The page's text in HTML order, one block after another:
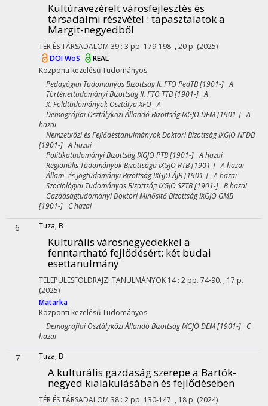
Kultúravezérelt városfejlesztés és
társadalmi részvétel : tapasztalatok a
Margit-negyedből
TÉR ÉS TÁRSADALOM 39 : 3 pp. 179-198. , 20 p. (2025)
DOIWoS
REAL
Központi kezelésűTudományos
Pedagógiai Tudományos Bizottság II. FTO PedTB [1901-] A
Történettudományi Bizottság II. FTO TTB [1901-] A
X. Földtudományok Osztálya XFO A
Demográfiai Osztályközi Állandó Bizottság IXGJO DEM [1901-] A
hazai
Nemzetközi és Fejlődéstanulmányok Doktori Bizottság IXGJO NFDB
[1901-] A hazai
Politikatudományi Bizottság IXGJO PTB [1901-] A hazai
Regionális Tudományok Bizottsága IXGJO RTB [1901-] A hazai
Állam- és Jogtudományi Bizottság IXGJO ÁJB [1901-] A hazai
Szociológiai Tudományos Bizottság IXGJO SZTB [1901-] B hazai
Gazdaságtudományi Doktori Minősítő Bizottság IXGJO GMB
[1901-] C hazai
6 Tuza, B
Kulturális városnegyedekkel a
fenntartható fejlődésért: két budai
esettanulmány
TELEPÜLÉSFÖLDRAJZI TANULMÁNYOK 14: 2 pp. 74-90. , 17 p.
(2025)
Matarka
Központi kezelésűTudományos
Demográfiai Osztályközi Állandó Bizottság IXGJO DEM [1901-] C
hazai
7 Tuza, B
A kulturális gazdaság szerepe a Bartók-
negyed kialakulásában és fejlődésében
TÉR ÉS TÁRSADALOM 38 : 2 pp. 130-147. , 18 p. (2024)